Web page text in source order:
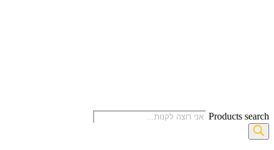
Products search